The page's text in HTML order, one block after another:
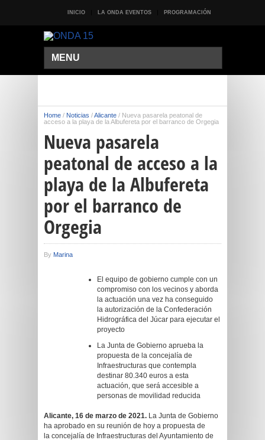
INICIO LA ONDA EVENTOS PROGRAMACIÓN
MENU
Home / Noticias /Alicante / Nueva pasarela peatonal de
acceso a la playa de la Albufereta por el barranco de Orgegia
Nueva pasarela
peatonal de acceso a la
playa de la Albufereta
por el barranco de
Orgegia
By Marina
El equipo de gobierno cumple con un
compromiso con los vecinos y aborda
la actuación una vez ha conseguido
la autorización de la Confederación
Hidrográfica del Júcar para ejecutar el
proyecto
La Junta de Gobierno aprueba la
propuesta de la concejalía de
Infraestructuras que contempla
destinar 80.340 euros a esta
actuación, que será accesible a
personas de movilidad reducida
Alicante, 16 de marzo de 2021. La Junta de Gobierno
ha aprobado en su reunión de hoy a propuesta de
la concejalía de Infraestructuras del Ayuntamiento de